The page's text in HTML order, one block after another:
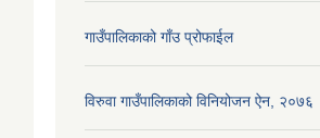
गाउँपालिकाको गाँउ प्रोफाईल
विरुवा गाउँपालिकाको विनियोजन ऐन, २०७६